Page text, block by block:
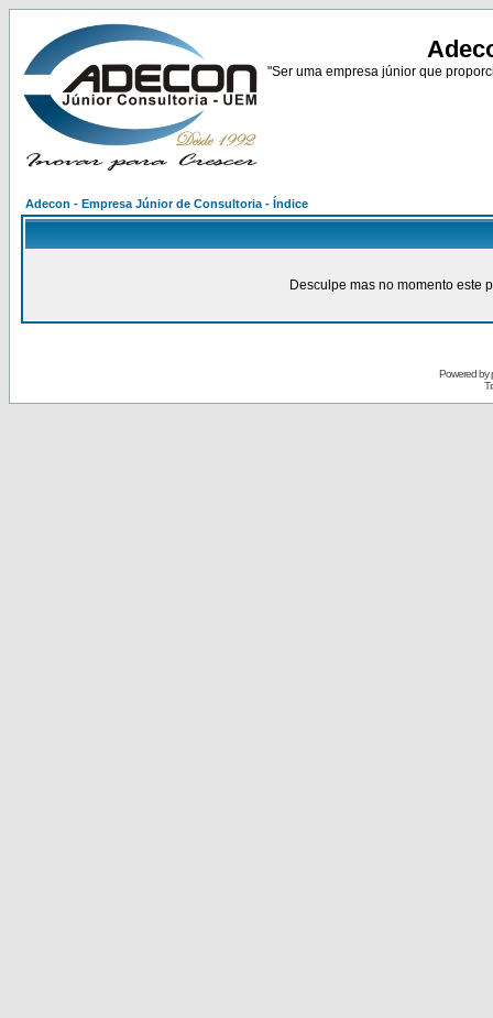
"Ser uma empresa júnior que
Adecon - Empresa Júnior de Consultoria - Índice
Desculpe mas no momento este
Powered by